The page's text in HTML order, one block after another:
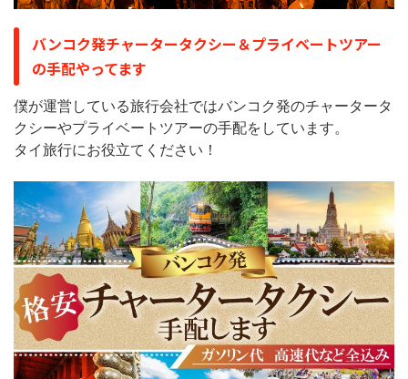
バンコク発チャータータクシー＆プライベートツアー
の手配やってます
僕が運営している旅行会社ではバンコク発のチャータータ
クシーやプライベートツアーの手配をしています。
タイ旅行にお役立てください！